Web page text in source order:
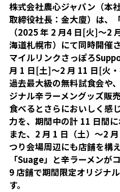
株式会社農心ジャパン（本
取締役社長：金大廈）は、
（2025 年 2 月4 日[火]～2
海道札幌市）にて同時開催
マイルリンクさっぽろ
月 1 日[土]～2 月 11 日[火・
過去最大級の無料試食会や
ジナル辛ラーメングッズ販
食べるとさらにおいしく感
力を、期間中の計 11 日間に
また、2 月 1 日（土）～2
つり会場周辺にも店舗を構
「Suage」と辛ラーメンが
9 店舗で期間限定オリジナ
す。